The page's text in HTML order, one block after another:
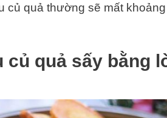
củ quả thường sẽ mất
củ quả sấy bằng